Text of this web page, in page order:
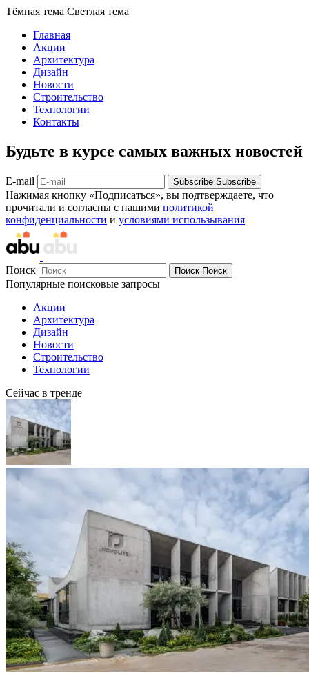
Тёмная тема Светлая тема
Главная
Акции
Архитектура
Дизайн
Новости
Строительство
Технологии
Контакты
Будьте в курсе самых важных новостей
E-mail Subscribe Subscribe
Нажимая кнопку «Подписаться», вы подтверждаете, что
прочитали и согласны с нашими политикой
конфиденциальности и условиями использывания
Поиск Поиск Поиск
Популярные поисковые запросы
Акции
Архитектура
Дизайн
Новости
Строительство
Технологии
Сейчас в тренде